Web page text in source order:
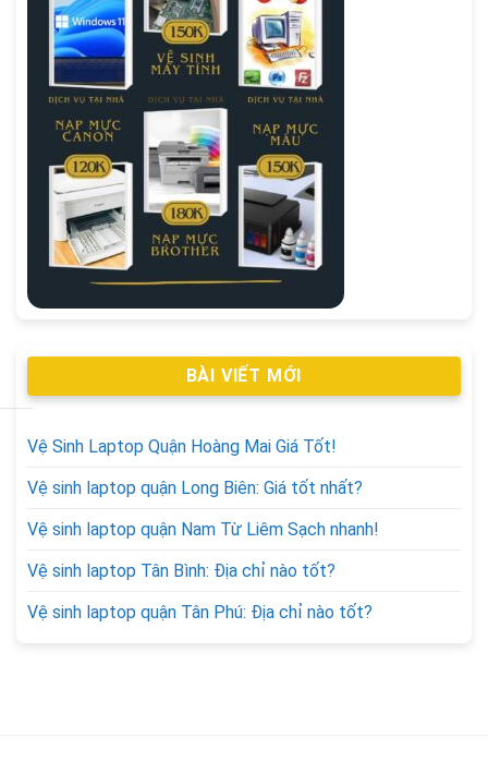
BÀI VIẾT MỚI
Vệ Sinh Laptop Quận Hoàng Mai Giá Tốt!
Vệ sinh laptop quận Long Biên: Giá tốt nhất?
Vệ sinh laptop quận Nam Từ Liêm Sạch nhanh!
Vệ sinh laptop Tân Bình: Địa chỉ nào tốt?
Vệ sinh laptop quận Tân Phú: Địa chỉ nào tốt?